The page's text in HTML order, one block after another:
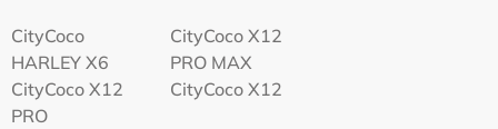
CityCoco
HARLEY X6
CityCoco X12
PRO MAX
CityCoco X12
PRO
CityCoco X12